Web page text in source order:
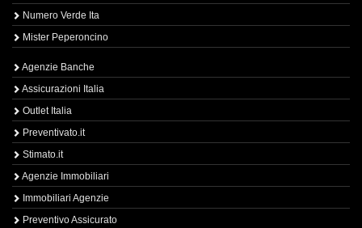
Numero Verde Ita
Mister Peperoncino
Agenzie Banche
Assicurazioni Italia
Outlet Italia
Preventivato.it
Stimato.it
Agenzie Immobiliari
Immobiliari Agenzie
Preventivo Assicurato